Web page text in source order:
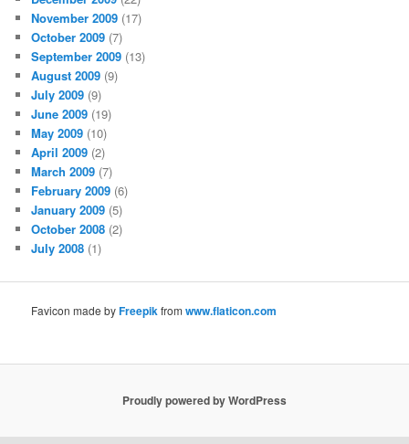
November 2009 (17)
October 2009 (7)
September 2009 (13)
August 2009 (9)
July 2009 (9)
June 2009 (19)
May 2009 (10)
April 2009 (2)
March 2009 (7)
February 2009 (6)
January 2009 (5)
October 2008 (2)
July 2008 (1)
Favicon made byFreepikfromwww.flaticon.com
Proudly powered by WordPress